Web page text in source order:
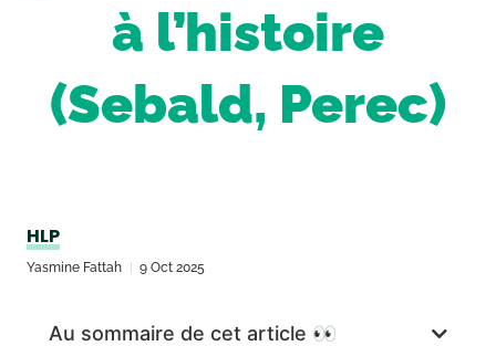
à l’histoire
(Sebald, Perec)
HLP
Yasmine Fattah 9 Oct 2025
Au sommaire de cet article 👀